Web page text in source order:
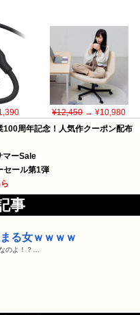
¥12,450→ ¥10,980
100周年記念！人気作クーポン配布
マーSale
セール第1弾
事
る女ｗｗｗｗ
のよ！？…